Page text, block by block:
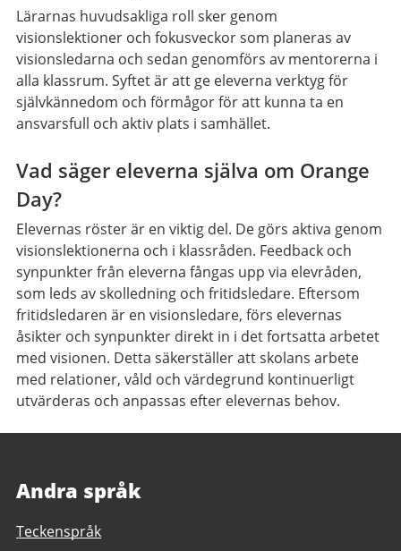
Lärarnas huvudsakliga roll sker genom
visionslektioner och fokusveckor som planeras av
visionsledarna och sedan genomförs av mentorerna i
alla klassrum. Syftet är att ge eleverna verktyg för
självkännedom och förmågor för att kunna ta en
ansvarsfull och aktiv plats i samhället.
Vad säger eleverna själva om Orange
Day?
Elevernas röster är en viktig del. De görs aktiva genom
visionslektionerna och i klassråden. Feedback och
synpunkter från eleverna fångas upp via elevråden,
som leds av skolledning och fritidsledare. Eftersom
fritidsledaren är en visionsledare, förs elevernas
åsikter och synpunkter direkt in i det fortsatta arbetet
med visionen. Detta säkerställer att skolans arbete
med relationer, våld och värdegrund kontinuerligt
utvärderas och anpassas efter elevernas behov.
Andra språk
Teckenspråk